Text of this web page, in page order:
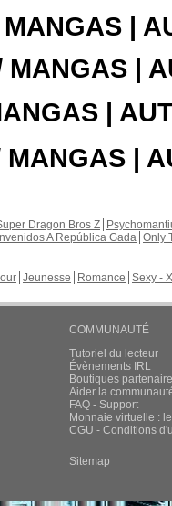
|
MANGAS |
|
MANGAS |
Dragon Bros Z
A República Gada Only
Jeunesse Romance Sexy -
COMMUNAUTÉ
Tutoriel du lecteur
Évènements IRL
Boutiques
Aider la
FAQ - Support
Monnaie virtuelle :
CGU - Conditions
Sitemap